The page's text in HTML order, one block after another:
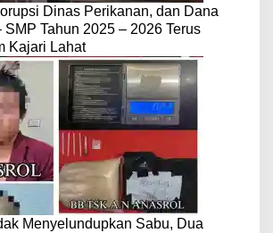
Dinas Perikanan, dan Dana
SMP Tahun 2025 – 2026 Terus
Kajari Lahat
Menyelundupkan Sabu, Dua